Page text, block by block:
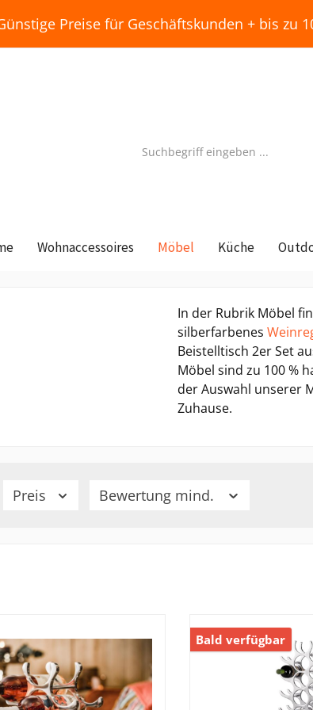
Preise für Geschäftskunden + bis zu
Wohnaccessoires Möbel Küche
In der Rubrik Möbel
silberfarbenes
Beistelltisch 2er Set
Möbel sind zu 100 %
der Auswahl unserer
Zuhause.
Preis Bewertung mind.
Bald verfügbar